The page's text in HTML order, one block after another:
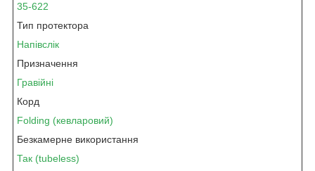
35-622
Тип протектора
Напівслік
Призначення
Гравійні
Корд
Folding (кевларовий)
Безкамерне використання
Так (tubeless)